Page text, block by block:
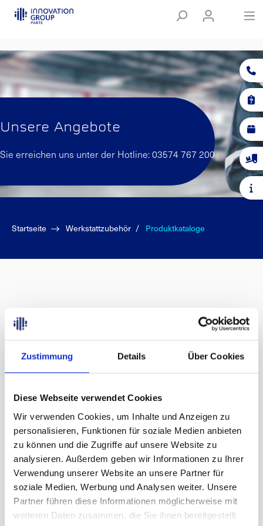
Zustimmung Details Über Cookies
Diese Webseite verwendet Cookies
Wir verwenden Cookies, um Inhalte und Anzeigen zu
personalisieren, Funktionen für soziale Medien anbieten
zu können und die Zugriffe auf unsere Website zu
analysieren. Außerdem geben wir Informationen zu Ihrer
Verwendung unserer Website an unsere Partner für
soziale Medien, Werbung und Analysen weiter. Unsere
Partner führen diese Informationen möglicherweise mit
weiteren Daten zusammen, die Sie ihnen bereitgestellt
Unsere Angebote
Sie erreichen uns unter der Hotline: 03574 767 200
Startseite Werkstattzubehör Produktkataloge
Anfrage